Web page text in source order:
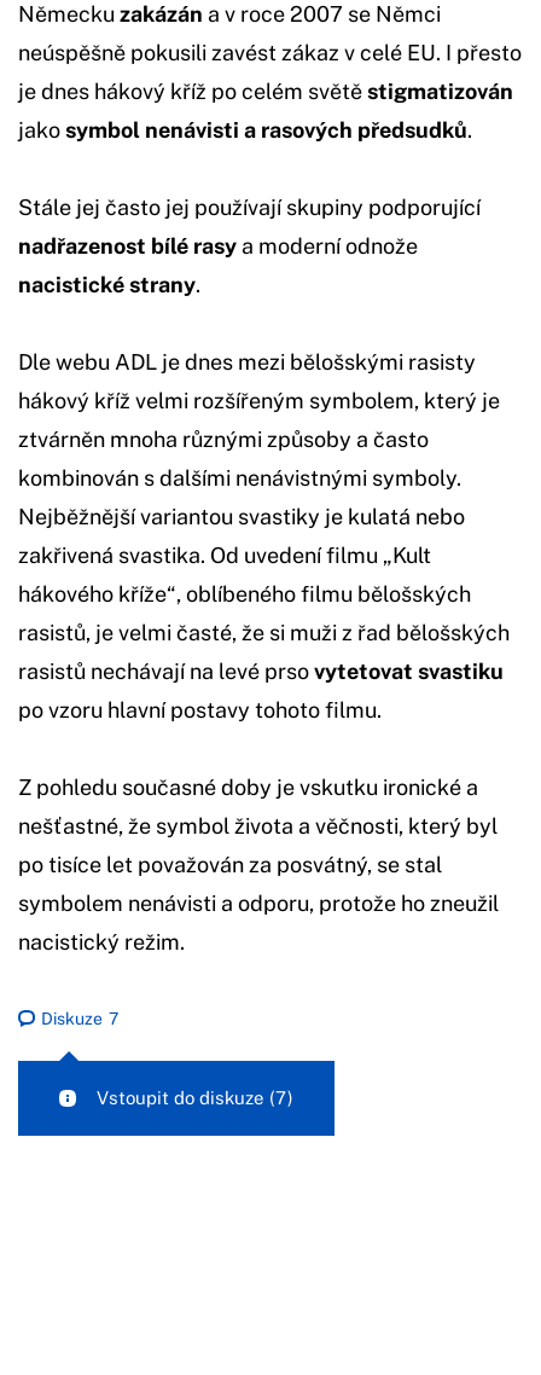
Německu zakázán a v roce 2007 se Němci
neúspěšně pokusili zavést zákaz v celé EU. I přesto
je dnes hákový kříž po celém světěstigmatizován
jakosymbol nenávisti a rasových předsudků.
Stále jej často jej používají skupiny podporující
nadřazenost bílé rasy a moderní odnože
nacistické strany.
Dle webu ADL je dnes mezi bělošskými rasisty
hákový kříž velmi rozšířeným symbolem, který je
ztvárněn mnoha různými způsoby a často
kombinován s dalšími nenávistnými symboly.
Nejběžnější variantou svastiky je kulatá nebo
zakřivená svastika. Od uvedení filmu „Kult
hákového kříže“, oblíbeného filmu bělošských
rasistů, je velmi časté, že si muži z řad bělošských
rasistů nechávají na levé prsovytetovat svastiku
po vzoru hlavní postavy tohoto filmu.
Z pohledu současné doby je vskutku ironické a
nešťastné, že symbol života a věčnosti, který byl
po tisíce let považován za posvátný, se stal
symbolem nenávisti a odporu, protože ho zneužil
nacistický režim.
Diskuze 7
Vstoupit do diskuze (7)